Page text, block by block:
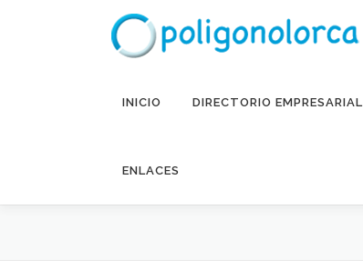
INICIO DIRECTORIO EMPRESARIAL
ENLACES